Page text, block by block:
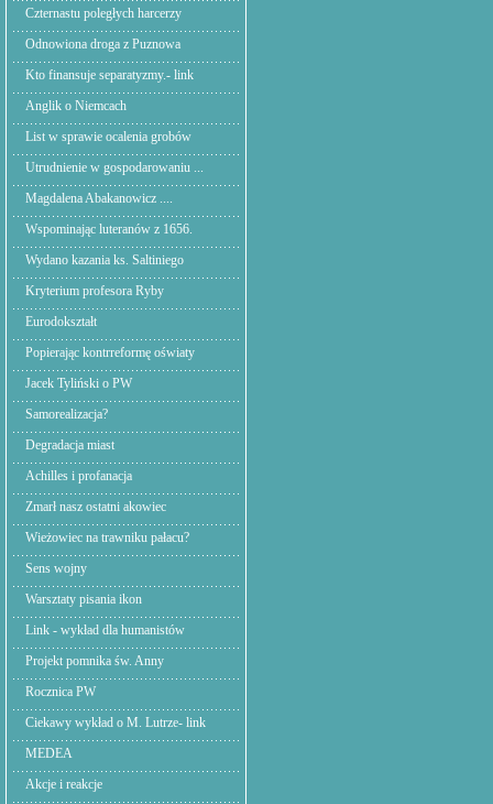
Czternastu poległych harcerzy
Odnowiona droga z Puznowa
Kto finansuje separatyzmy.- link
Anglik o Niemcach
List w sprawie ocalenia grobów
Utrudnienie w gospodarowaniu ...
Magdalena Abakanowicz ....
Wspominając luteranów z 1656.
Wydano kazania ks. Saltiniego
Kryterium profesora Ryby
Eurodokształt
Popierając kontrreformę oświaty
Jacek Tyliński o PW
Samorealizacja?
Degradacja miast
Achilles i profanacja
Zmarł nasz ostatni akowiec
Wieżowiec na trawniku pałacu?
Sens wojny
Warsztaty pisania ikon
Link - wykład dla humanistów
Projekt pomnika św. Anny
Rocznica PW
Ciekawy wykład o M. Lutrze- link
MEDEA
Akcje i reakcje